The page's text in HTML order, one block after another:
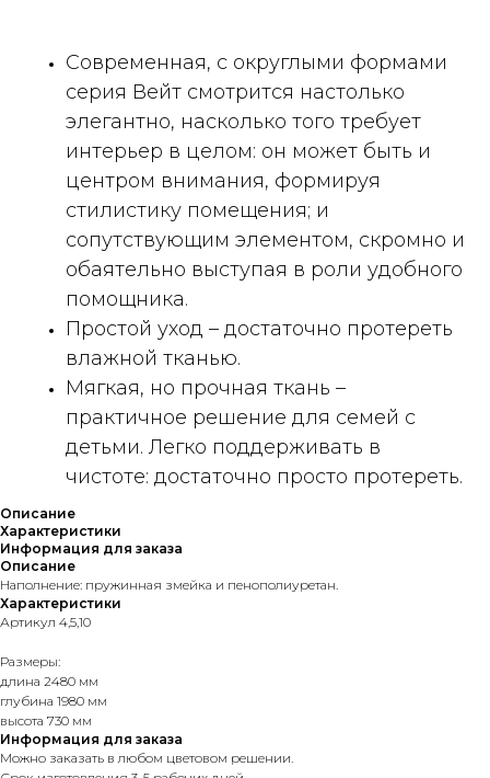
Cовременная, с округлыми формами
серия Вейт смотрится настолько
элегантно, насколько того требует
интерьер в целом: он может быть и
центром внимания, формируя
стилистику помещения; и
сопутствующим элементом, скромно и
обаятельно выступая в роли удобного
помощника.
Простой уход – достаточно протереть
влажной тканью.
Мягкая, но прочная ткань –
практичное решение для семей с
детьми. Легко поддерживать в
чистоте: достаточно просто протереть.
Описание
Характеристики
Информация для заказа
Описание
Наполнение: пружинная змейка и пенополиуретан.
Характеристики
Артикул 4,5,10
Размеры:
длина 2480 мм
глубина 1980 мм
высота 730 мм
Информация для заказа
Можно заказать в любом цветовом решении.